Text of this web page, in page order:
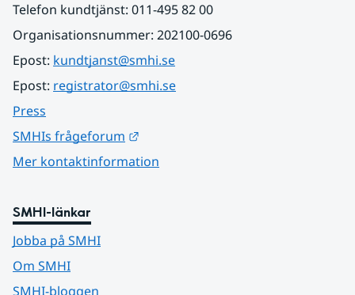
Telefon kundtjänst: 011-495 82 00
Organisationsnummer: 202100-0696
Epost: kundtjanst@smhi.se
Epost: registrator@smhi.se
Press
SMHIs frågeforum
Mer kontaktinformation
SMHI-länkar
Jobba på SMHI
Om SMHI
SMHI-bloggen